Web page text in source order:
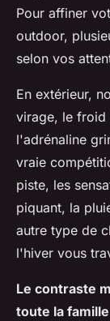
Pour affiner
outdoor,
selon vos
En extérieur,
virage, le froid
l'adrénaline
vraie
piste, les
piquant, la
autre type de
l'hiver vous
Le contraste
toute la